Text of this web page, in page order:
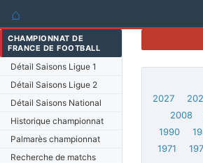
⌂
CHAMPIONNAT DE
FRANCE DE FOOTBALL
Détail Saisons Ligue 1
Détail Saisons Ligue 2
Détail Saisons National
Historique championnat
Palmarès championnat
Recherche de matchs
2027
2008
1990
1971